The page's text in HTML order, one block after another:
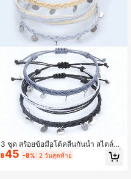
3 ชุด สร้อยข้อมือโต้คลื่นกันน้ำ สไตล์โบ
ฮีเมียน ประดับเลื่อมหลากสี สำหรับใส่เป็
นสร้อยข้อมือบนชายหาด
฿45 -8% 2 วันสุดท้าย